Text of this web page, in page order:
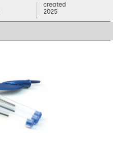
created
2025